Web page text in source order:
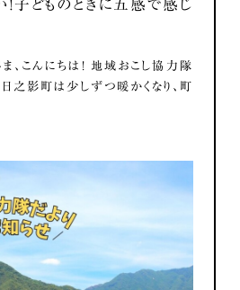
子どものときに五感で感じ
こんにちは！ 地域おこし協力隊
之影町は少しずつ暖かくなり、町